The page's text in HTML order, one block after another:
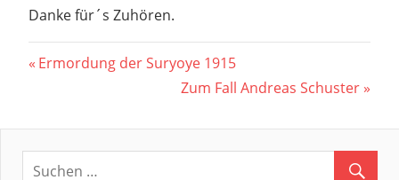
Danke für´s Zuhören.
Beitragsnavigation
Vorheriger
Ermordung der Suryoye 1915
Nächster
Zum Fall Andreas Schuster